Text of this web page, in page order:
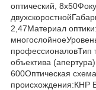
оптический,
2,47Материал
профессионаловТип
объектива
600Оптическая
происхождения:КНР